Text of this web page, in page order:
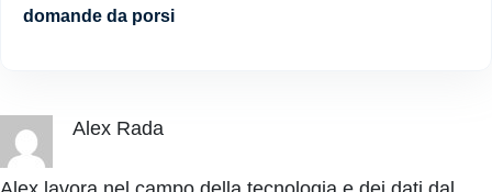
domande da porsi
Alex Rada